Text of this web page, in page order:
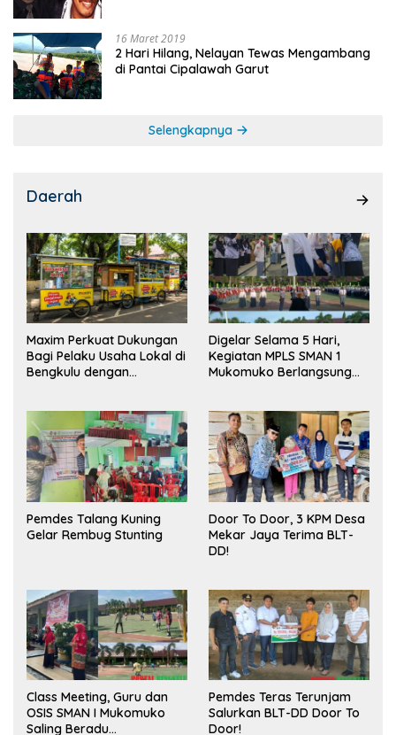
16 Maret 2019
2 Hari Hilang, Nelayan Tewas Mengambang
di Pantai Cipalawah Garut
Selengkapnya
Daerah
Maxim Perkuat Dukungan
Bagi Pelaku Usaha Lokal di
Bengkulu dengan
Pasar
Digelar Selama 5 Hari,
Kegiatan MPLS SMAN 1
Mukomuko Berlangsung
Pemdes Talang Kuning
Gelar Rembug Stunting
Door To Door, 3 KPM Desa
Mekar Jaya Terima BLT-
DD!
Class Meeting, Guru dan
OSIS SMAN I Mukomuko
Saling Beradu
Pemdes Teras Terunjam
Salurkan BLT-DD Door To
Door!